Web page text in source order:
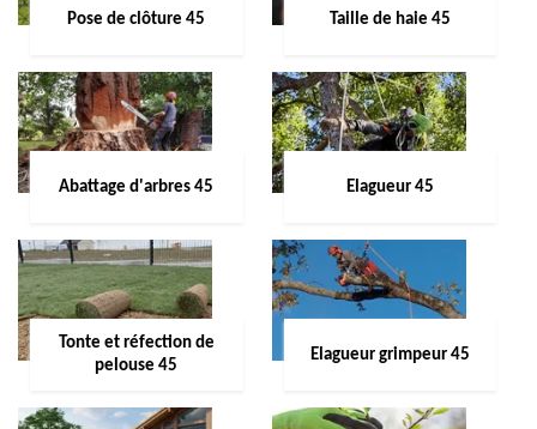
Pose de clôture 45 Taille de haie 45
Abattage d'arbres 45 Elagueur 45
Tonte et réfection de
pelouse 45
Elagueur grimpeur 45